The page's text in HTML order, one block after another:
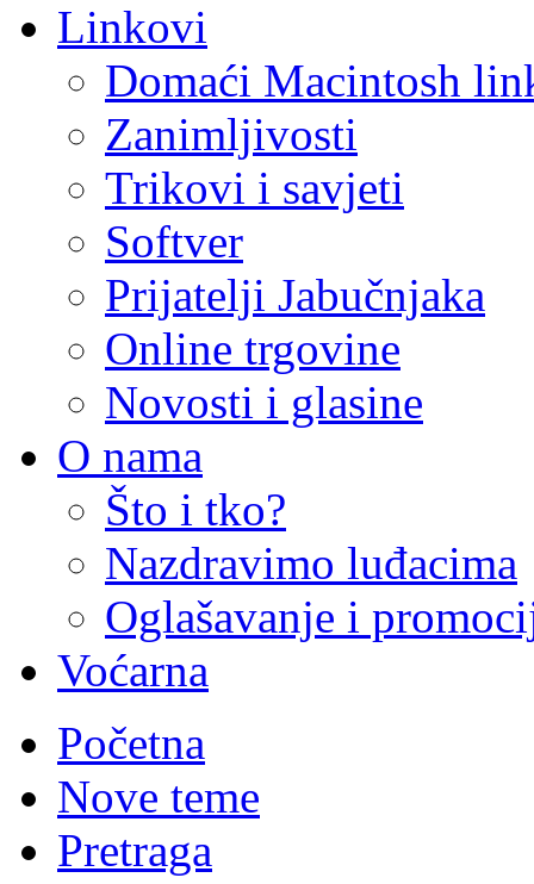
Linkovi
Domaći Macintosh
Zanimljivosti
Trikovi i savjeti
Softver
Prijatelji Jabučnjaka
Online trgovine
Novosti i glasine
O nama
Što i tko?
Nazdravimo luđacima
Oglašavanje i
Voćarna
Početna
Nove teme
Pretraga